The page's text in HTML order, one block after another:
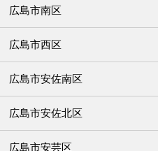
広島市南区
広島市西区
広島市安佐南区
広島市安佐北区
広島市安芸区